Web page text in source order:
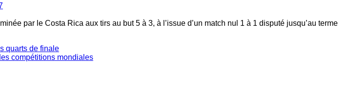
par le Costa Rica aux tirs au but 5 à 3, à l’issue d’un match nul 1 à 1 disputé jusqu’au terme
quarts de finale
compétitions mondiales